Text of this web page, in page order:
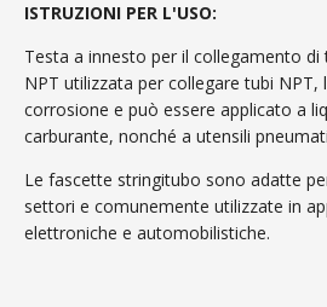
ISTRUZIONI PER L'USO:
Testa a innesto per il collegamento
NPT utilizzata per collegare tubi
corrosione e può essere applicato a
carburante, nonché a utensili
Le fascette stringitubo sono adatte
settori e comunemente utilizzate in
elettroniche e automobilistiche.